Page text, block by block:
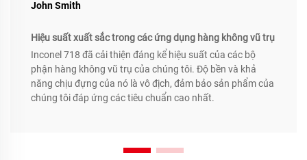
John Smith
Hiệu suất xuất sắc trong các ứng dụng hàng không vũ trụ
Inconel 718 đã cải thiện đáng kể hiệu suất của các bộ
phận hàng không vũ trụ của chúng tôi. Độ bền và khả
năng chịu đựng của nó là vô địch, đảm bảo sản phẩm của
chúng tôi đáp ứng các tiêu chuẩn cao nhất.